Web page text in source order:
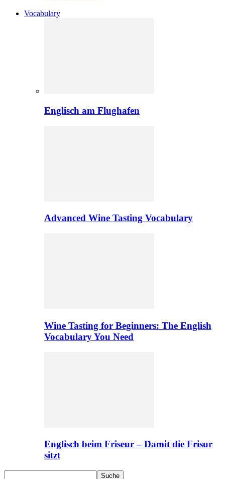
Vocabulary
Englisch am Flughafen
Advanced Wine Tasting Vocabulary
Wine Tasting for Beginners: The English
Vocabulary You Need
Englisch beim Friseur – Damit die Frisur
sitzt